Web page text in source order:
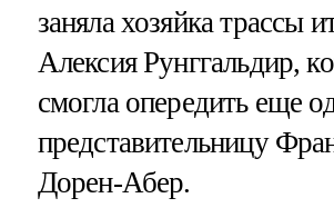
заняла хозяйка трассы
Алексия Рунггальдир,
смогла опередить еще
представительницу
Дорен-Абер.